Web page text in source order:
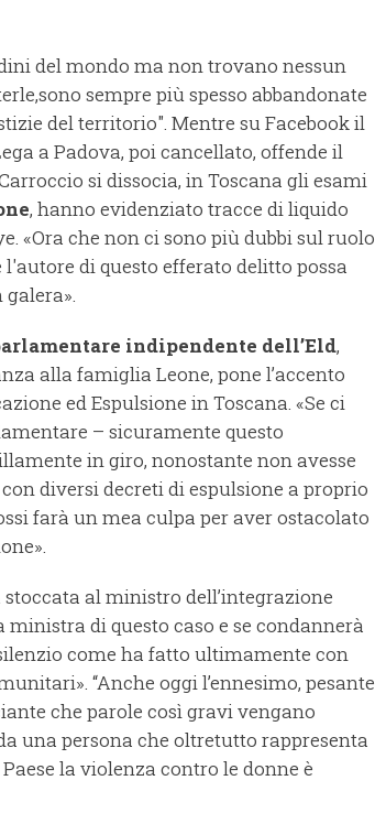
del mondo ma non trovano nessun
sempre più spesso abbandonate
del territorio". Mentre su Facebook il
a Padova, poi cancellato, offende il
si dissocia, in Toscana gli esami
, hanno evidenziato tracce di liquido
«Ora che non ci sono più dubbi sul ruolo
l'autore di questo efferato delitto possa
indipendente dell’Eld,
alla famiglia Leone, pone l’accento
ed Espulsione in Toscana. «Se ci
– sicuramente questo
in giro, nonostante non avesse
diversi decreti di espulsione a proprio
farà un mea culpa per aver ostacolato
al ministro dell’integrazione
di questo caso e se condannerà
come ha fatto ultimamente con
“Anche oggi l’ennesimo, pesante
che parole così gravi vengano
una persona che oltretutto rappresenta
la violenza contro le donne è